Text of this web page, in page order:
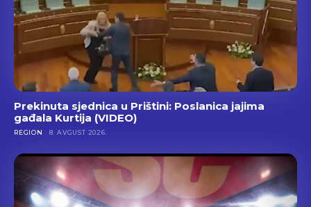
Prekinuta sjednica u Prištini: Poslanica jajima
gađala Kurtija (VIDEO)
REGION 8. AVGUST 2026.